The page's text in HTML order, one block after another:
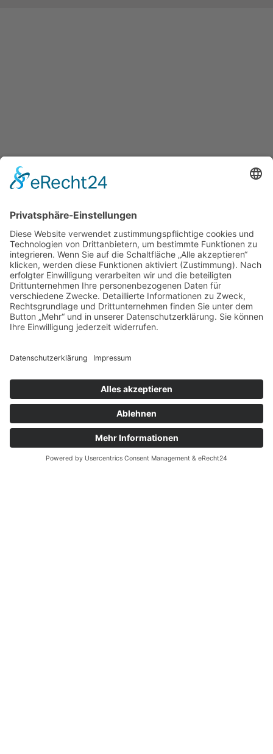
Das sagen unsere
Kunden zu
unseren
Leistungen
Unsere Kundenbewertungen zeigen, warum msisdesign. Die
Markenagentur zu den führenden Agenturen für SEO- und KI-
gestütztes Webdesign in Deutschland zählt. Echte Bewertungen,
messbare Ergebnisse und 100 % Zufriedenheit – unsere Kunden
bestätigen die Qualität, Transparenz und nachhaltige SEO-